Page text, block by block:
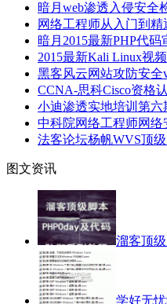
暗月web渗透入侵安全
网络工程师从入门到精
暗月2015最新PHP代码
2015最新Kali Linux视
黑客风云网站攻防安全
CCNA-思科Cisco资格
小迪渗透实地培训第六
中科院网络工程师网络
法客论坛杨帆WVS顶
图文资讯
溜客顶
学好无